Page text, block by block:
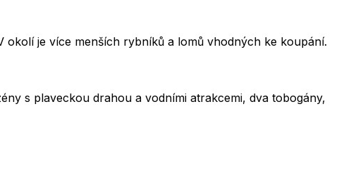
je více menších rybníků a lomů vhodných ke koupání.
s plaveckou drahou a vodními atrakcemi, dva tobogány,